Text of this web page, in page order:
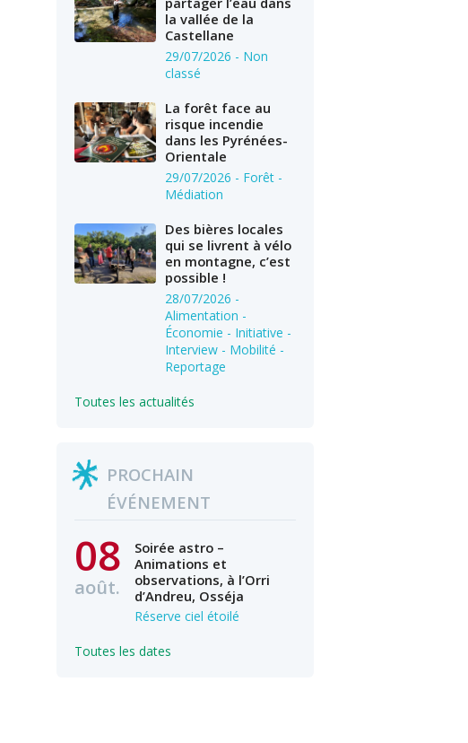
la vallée de la
Castellane
29/07/2026 - Non
classé
La forêt face au
risque incendie
dans les Pyrénées-
Orientale
29/07/2026 - Forêt -
Médiation
Des bières locales
qui se livrent à vélo
en montagne, c’est
possible !
28/07/2026 -
Alimentation -
Économie - Initiative -
Interview - Mobilité -
Reportage
Toutes les actualités
PROCHAIN
ÉVÉNEMENT
08
août.
Soirée astro –
Animations et
observations, à l’Orri
d’Andreu, Osséja
Réserve ciel étoilé
Toutes les dates